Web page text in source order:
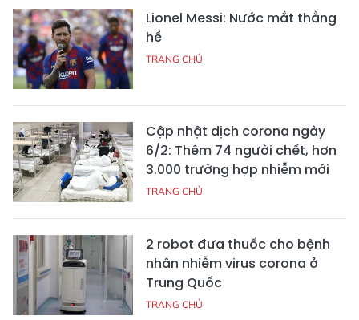
Lionel Messi: Nước mắt thằng
hề
TRANG CHỦ
Cập nhật dịch corona ngày
6/2: Thêm 74 người chết, hơn
3.000 trường hợp nhiễm mới
TRANG CHỦ
2 robot đưa thuốc cho bệnh
nhân nhiễm virus corona ở
Trung Quốc
TRANG CHỦ